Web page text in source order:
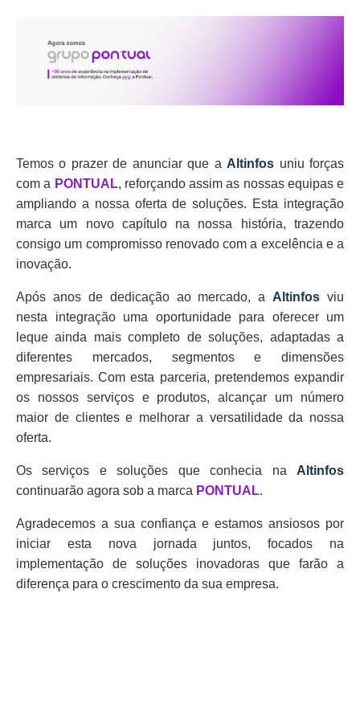
Temos o prazer de anunciar que aAltinfos uniu forças
com a PONTUAL, reforçando assim as nossas equipas e
ampliando a nossa oferta de soluções. Esta integração
marca um novo capítulo na nossa história, trazendo
consigo um compromisso renovado com a excelência e a
inovação.
Após anos de dedicação ao mercado, aAltinfos viu
nesta integração uma oportunidade para oferecer um
leque ainda mais completo de soluções, adaptadas a
diferentes mercados, segmentos e dimensões
empresariais. Com esta parceria, pretendemos expandir
os nossos serviços e produtos, alcançar um número
maior de clientes e melhorar a versatilidade da nossa
oferta.
Os serviços e soluções que conhecia na Altinfos
continuarão agora sob a marca PONTUAL.
Agradecemos a sua confiança e estamos ansiosos por
iniciar esta nova jornada juntos, focados na
implementação de soluções inovadoras que farão a
diferença para o crescimento da sua empresa.